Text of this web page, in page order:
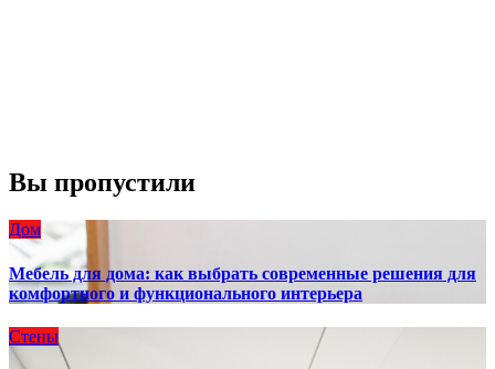
Вы пропустили
Дом
Мебель для дома: как выбрать современные решения для
комфортного и функционального интерьера
Стены